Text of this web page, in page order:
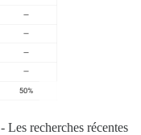
- Les recherches récentes